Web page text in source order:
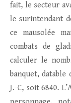
fait, le secteur
le surintendant
ce mausolée
combats de
calculer le
banquet, datable
J.-C, soit 6840.